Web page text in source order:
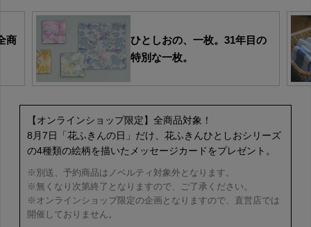
商
ひとしおの、一枚。31年目の
特別な一枚。
【オンラインショップ限定】全商品対象！
8月7日「花ふきんの日」だけ、花ふきんひとしおシリーズ
の4種類の絵柄を描いたメッセージカードをプレゼント。
※別送、予約商品はノベルティ対象外となります。
※無くなり次第終了となりますので、ご了承ください。
※オンラインショップ限定の企画となりますので、直営店では
開催しておりません。